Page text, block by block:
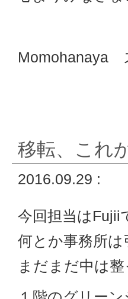
Momohanaya
移転、これ
2016.09.29 :
今回担当はFujii
何とか事務所は
まだまだ中は